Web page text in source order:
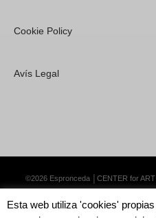
Cookie Policy
Avís Legal
©2026 Espronceda │CENTER for
Esta web utiliza 'cookies'